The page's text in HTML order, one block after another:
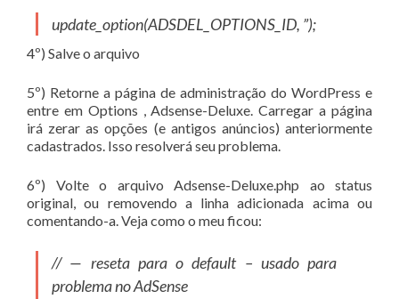
update_option(ADSDEL_OPTIONS_ID, ”);
4º) Salve o arquivo
5º) Retorne a página de administração do WordPress e
entre em Options , Adsense-Deluxe. Carregar a página
irá zerar as opções (e antigos anúncios) anteriormente
cadastrados. Isso resolverá seu problema.
6º) Volte o arquivo Adsense-Deluxe.php ao status
original, ou removendo a linha adicionada acima ou
comentando-a. Veja como o meu ficou:
// — reseta para o default – usado para
problema no AdSense